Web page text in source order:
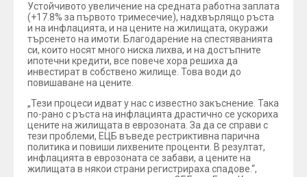
Устойчивото увеличение на средната работна заплата
(+17.8% за първото тримесечие), надхвърлящо ръста
и на инфлацията, и на цените на жилищата, окуражи
търсенето на имоти. Благодарение на спестяванията
си, които носят много ниска лихва, и на достъпните
ипотечни кредити, все повече хора решиха да
инвестират в собствено жилище. Това води до
повишаване на цените.
„Тези процеси идват у нас с известно закъснение. Така
по-рано с ръста на инфлацията драстично се ускориха
цените на жилищата в еврозоната. За да се справи с
тези проблеми, ЕЦБ въведе рестриктивна парична
политика и повиши лихвените проценти. В резултат,
инфлацията в еврозоната се забави, а цените на
жилищата в някои страни регистрираха спадове.“,